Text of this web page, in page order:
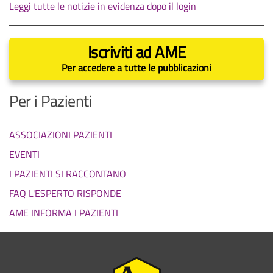
Leggi tutte le notizie in evidenza dopo il login
Iscriviti ad AME
Per accedere a tutte le pubblicazioni
Per i Pazienti
ASSOCIAZIONI PAZIENTI
EVENTI
I PAZIENTI SI RACCONTANO
FAQ L'ESPERTO RISPONDE
AME INFORMA I PAZIENTI